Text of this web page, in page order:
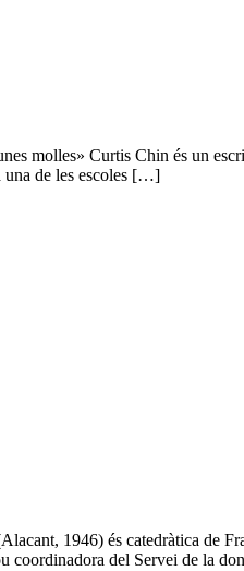
molles» Curtis Chin és un
una de les escoles […]
1946) és catedràtica de
coordinadora del Servei de la